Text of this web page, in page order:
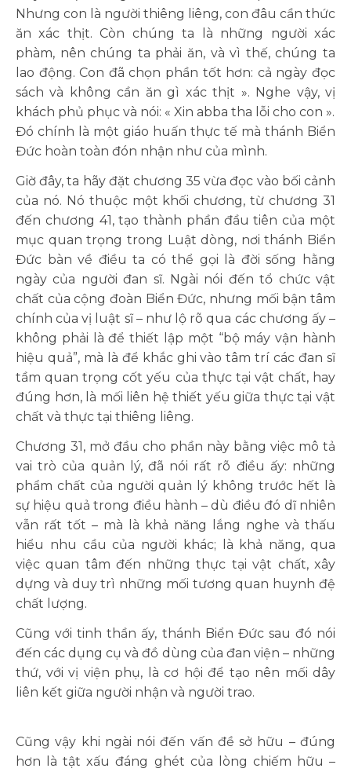
Nhưng con là người thiêng liêng, con đâu cần thức
ăn xác thịt. Còn chúng ta là những người xác
phàm, nên chúng ta phải ăn, và vì thế, chúng ta
lao động. Con đã chọn phần tốt hơn: cả ngày đọc
sách và không cần ăn gì xác thịt ». Nghe vậy, vị
khách phủ phục và nói: « Xin abba tha lỗi cho con ».
Đó chính là một giáo huấn thực tế mà thánh Biển
Đức hoàn toàn đón nhận như của mình.
Giờ đây, ta hãy đặt chương 35 vừa đọc vào bối cảnh
của nó. Nó thuộc một khối chương, từ chương 31
đến chương 41, tạo thành phần đầu tiên của một
mục quan trọng trong Luật dòng, nơi thánh Biển
Đức bàn về điều ta có thể gọi là đời sống hằng
ngày của người đan sĩ. Ngài nói đến tổ chức vật
chất của cộng đoàn Biển Đức, nhưng mối bận tâm
chính của vị luật sĩ – như lộ rõ qua các chương ấy –
không phải là để thiết lập một “bộ máy vận hành
hiệu quả”, mà là để khắc ghi vào tâm trí các đan sĩ
tầm quan trọng cốt yếu của thực tại vật chất, hay
đúng hơn, là mối liên hệ thiết yếu giữa thực tại vật
chất và thực tại thiêng liêng.
Chương 31, mở đầu cho phần này bằng việc mô tả
vai trò của quản lý, đã nói rất rõ điều ấy: những
phẩm chất của người quản lý không trước hết là
sự hiệu quả trong điều hành – dù điều đó dĩ nhiên
vẫn rất tốt – mà là khả năng lắng nghe và thấu
hiểu nhu cầu của người khác; là khả năng, qua
việc quan tâm đến những thực tại vật chất, xây
dựng và duy trì những mối tương quan huynh đệ
chất lượng.
Cũng với tinh thần ấy, thánh Biển Đức sau đó nói
đến các dụng cụ và đồ dùng của đan viện – những
thứ, với vị viện phụ, là cơ hội để tạo nên mối dây
liên kết giữa người nhận và người trao.
Cũng vậy khi ngài nói đến vấn đề sở hữu – đúng
hơn là tật xấu đáng ghét của lòng chiếm hữu –